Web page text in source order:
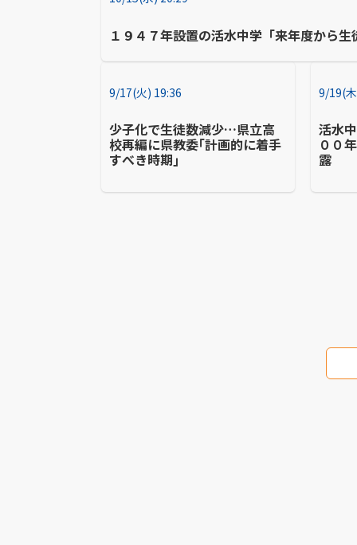
１９４７年設置の活水中学「来年度から
9/17(火) 19:36
少子化で生徒数減少…県立高
校再編に県教委｢計画的に着手
すべき時期｣
9/19(
活水
００
露